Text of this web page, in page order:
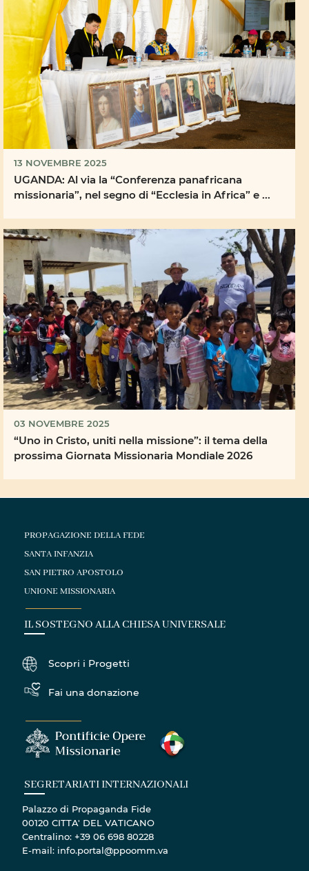
13 NOVEMBRE 2025
UGANDA: Al via la “Conferenza panafricana
missionaria”, nel segno di “Ecclesia in Africa” e ...
03 NOVEMBRE 2025
“Uno in Cristo, uniti nella missione”: il tema della
prossima Giornata Missionaria Mondiale 2026
PROPAGAZIONE DELLA FEDE
SANTA INFANZIA
SAN PIETRO APOSTOLO
UNIONE MISSIONARIA
IL SOSTEGNO ALLA CHIESA UNIVERSALE
Scopri i Progetti
Fai una donazione
SEGRETARIATI INTERNAZIONALI
Palazzo di Propaganda Fide
00120 CITTA' DEL VATICANO
Centralino: +39 06 698 80228
E-mail: info.portal@ppoomm.va